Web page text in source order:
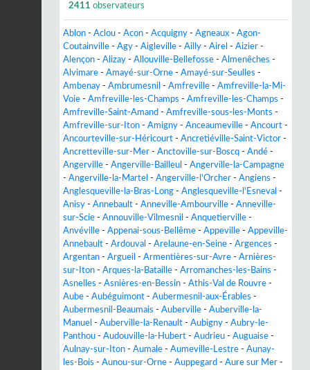
2411 observateurs
Ablon - Aclou - Acon - Acquigny - Agneaux - Agon-
Coutainville - Agy - Aigleville - Ailly - Airel - Aizier -
Alençon - Alizay - Allouville-Bellefosse - Almenêches -
Alvimare - Amayé-sur-Orne - Amayé-sur-Seulles -
Ambenay - Ambrumesnil - Amfreville - Amfreville-la-Mi-
Voie - Amfreville-les-Champs - Amfreville-les-Champs -
Amfreville-Saint-Amand - Amfreville-sous-les-Monts -
Amfreville-sur-Iton - Amigny - Anceaumeville - Ancourt -
Ancourteville-sur-Héricourt - Ancretiéville-Saint-Victor -
Ancretteville-sur-Mer - Anctoville-sur-Boscq - Andé -
Angerville - Angerville-Bailleul - Angerville-la-Campagne
- Angerville-la-Martel - Angerville-l'Orcher - Angiens -
Anglesqueville-la-Bras-Long - Anglesqueville-l'Esneval -
Anisy - Annebault - Anneville-Ambourville - Anneville-
sur-Scie - Annouville-Vilmesnil - Anquetierville -
Anvéville - Appenai-sous-Bellême - Appeville - Appeville-
Annebault - Ardouval - Arelaune-en-Seine - Argences -
Argentan - Argueil - Armentières-sur-Avre - Arnières-
sur-Iton - Arques-la-Bataille - Arromanches-les-Bains -
Asnelles - Asnières-en-Bessin - Athis-Val de Rouvre -
Aube - Aubéguimont - Aubermesnil-aux-Érables -
Aubermesnil-Beaumais - Auberville - Auberville-la-
Manuel - Auberville-la-Renault - Aubigny - Aubry-le-
Panthou - Audouville-la-Hubert - Audrieu - Auguaise -
Aulnay-sur-Iton - Aumale - Aumeville-Lestre - Aunay-
les-Bois - Aunou-sur-Orne - Auppegard - Aure sur Mer -